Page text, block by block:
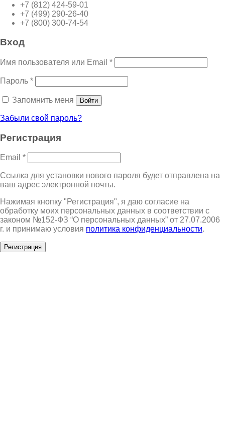
+7 (812) 424-59-01
+7 (499) 290-26-40
+7 (800) 300-74-54
Вход
Имя пользователя или Email *
Пароль *
Запомнить меня Войти
Забыли свой пароль?
Регистрация
Email *
Ссылка для установки нового пароля будет отправлена ​​на
ваш адрес электронной почты.
Нажимая кнопку "Регистрация", я даю согласие на
обработку моих персональных данных в соответствии с
законом №152-ФЗ “О персональных данных” от 27.07.2006
г. и принимаю условия политика конфиденциальности.
Регистрация